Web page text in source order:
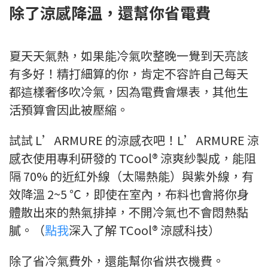
除了涼感降溫，還幫你省電費
夏天天氣熱，如果能冷氣吹整晚一覺到天亮該
有多好！精打細算的你，肯定不容許自己每天
都這樣奢侈吹冷氣，因為電費會爆表，其他生
活預算會因此被壓縮。
試試 L’ARMURE 的涼感衣吧！L’ARMURE 涼
感衣使用專利研發的 TCool® 涼爽紗製成，能阻
隔 70% 的近紅外線（太陽熱能）與紫外線，有
效降溫 2~5 ℃，即使在室內，布料也會將你身
體散出來的熱氣排掉，不開冷氣也不會悶熱黏
膩。（點我深入了解 TCool® 涼感科技）
除了省冷氣費外，還能幫你省烘衣機費。